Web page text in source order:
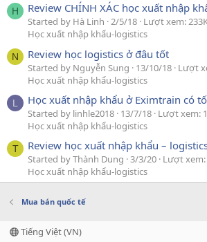
H Review CHÍNH XÁC học xuất nhập
Started by Hà Linh 2/5/18 Lượt xem:
Học xuất nhập khẩu-logistics
N Review học logistics ở đâu tốt
Started by Nguyễn Sung 13/10/18 Lượt
Học xuất nhập khẩu-logistics
L Học xuất nhập khẩu ở Eximtrain có
Started by linhle2018 13/7/18 Lượt xem:
Học xuất nhập khẩu-logistics
T Review học xuất nhập khẩu –
Started by Thành Dung 3/3/20 Lượt xem:
Học xuất nhập khẩu-logistics
Mua bán quốc tế
Tiếng Việt (VN)